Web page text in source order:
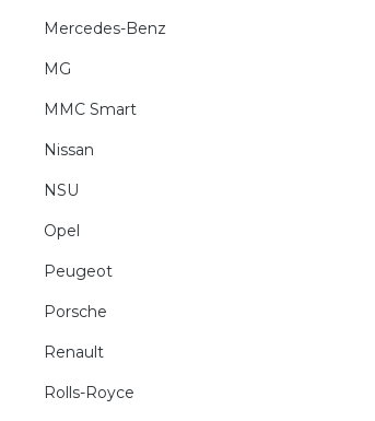
Mercedes-Benz
MG
MMC Smart
Nissan
NSU
Opel
Peugeot
Porsche
Renault
Rolls-Royce